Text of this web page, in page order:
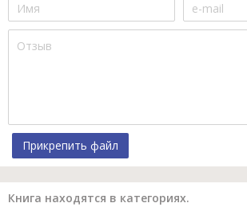
Прикрепить файл
Книга находятся в категориях.